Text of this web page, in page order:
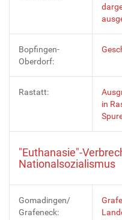
Bopfingen-
Oberdorf:
Rastatt:
in
"Euthanasie"-
Nationalsozialismus
Gomadingen/
Grafeneck: